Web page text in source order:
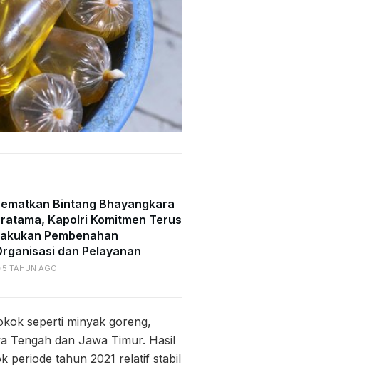
Bintang Bhayangkara
Kapolri Komitmen Terus
Pembenahan
dan Pelayanan
5 TAHUN AGO
seperti minyak goreng,
Tengah dan Jawa Timur. Hasil
periode tahun 2021 relatif stabil